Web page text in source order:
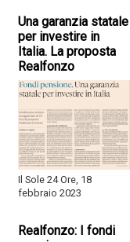
Una garanzia statale
per investire in
Italia. La proposta
Realfonzo
Il Sole 24 Ore, 18
febbraio 2023
Realfonzo: I fondi